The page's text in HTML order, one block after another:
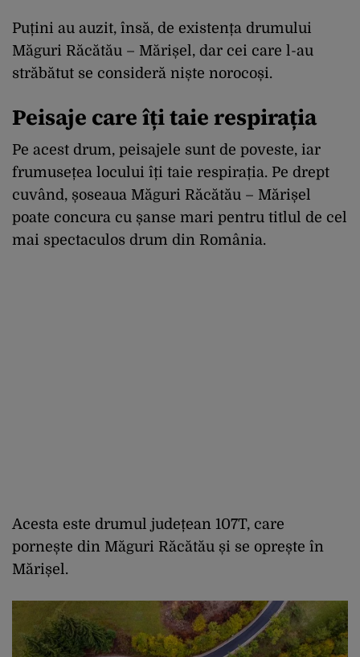
Puțini au auzit, însă, de existența drumului
Măguri Răcătău – Mărișel, dar cei care l-au
străbătut se consideră niște norocoși.
Peisaje care îți taie respirația
Pe acest drum, peisajele sunt de poveste, iar
frumusețea locului îți taie respirația. Pe drept
cuvând, șoseaua Măguri Răcătău – Mărișel
poate concura cu șanse mari pentru titlul de cel
mai spectaculos drum din România.
Acesta este drumul județean 107T, care
pornește din Măguri Răcătău și se oprește în
Mărișel.